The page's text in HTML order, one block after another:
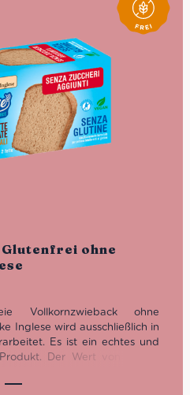
ohne
Vollkornzwieback ohne
Inglese wird ausschließlich in
Es ist ein echtes und
Der Wert von 100 %
für diejenigen, die sich